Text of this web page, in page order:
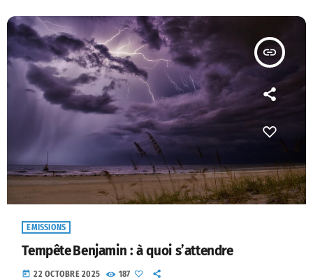
insert_link
EMISSIONS
Tempête Benjamin : à quoi s’attendre
today 22 OCTOBRE 2025 187